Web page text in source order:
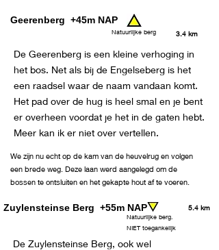
Geerenberg +45m NAP
Natuurlijke berg 3.4 km
De Geerenberg is een kleine verhoging in
het bos. Net als bij de Engelseberg is het
een raadsel waar de naam vandaan komt.
Het pad over de hug is heel smal en je bent
er overheen voordat je het in de gaten hebt.
Meer kan ik er niet over vertellen.
We zijn nu echt op de kam van de heuvelrug en volgen
een brede weg. Deze laan werd aangelegd om de
bossen te ontsluiten en het gekapte hout af te voeren.
grafheuvels. Even verder bereiken we de
Natuurlijke berg.
NIET toegankelijk
5.4 km
Zuylensteinse Berg +55m NAP
De Zuylensteinse Berg, ook wel